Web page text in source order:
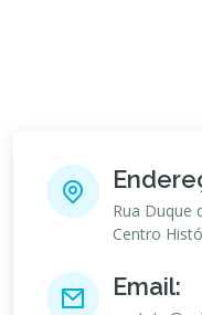
Rua Duque
Centro
Email: